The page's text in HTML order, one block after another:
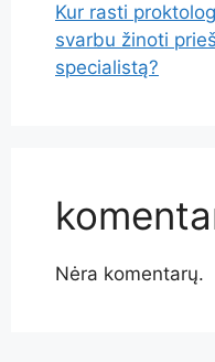
Kur rasti
svarbu žinoti
specialistą?
Nėra komentarų.